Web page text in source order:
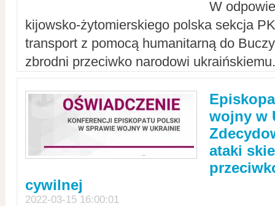
W
kijowsko-żytomierskiego polska sekcja
transport z pomocą humanitarną do
zbrodni przeciwko narodowi
wojny w
ataki
cywilnej
2022-03-15 16:00:01